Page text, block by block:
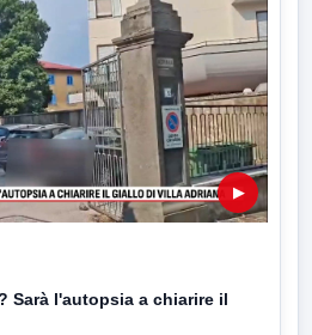
▶
Sarà l'autopsia a chiarire il